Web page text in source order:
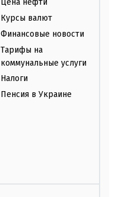
Цена нефти
Курсы валют
Финансовые новости
Тарифы на
коммунальные услуги
Налоги
Пенсия в Украине